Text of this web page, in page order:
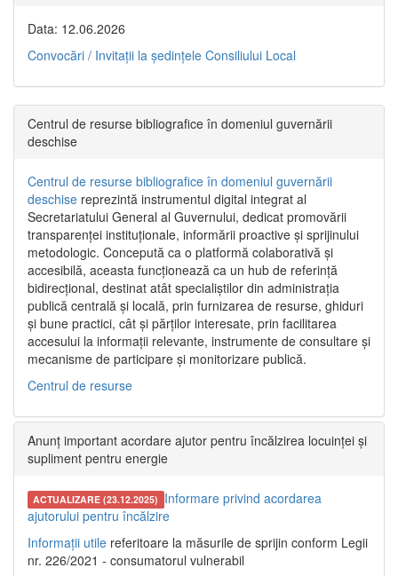
Data: 12.06.2026
Convocări / Invitaţii la şedinţele Consiliului Local
Centrul de resurse bibliografice în domeniul guvernării
deschise
Centrul de resurse bibliografice în domeniul guvernării
deschise reprezintă instrumentul digital integrat al
Secretariatului General al Guvernului, dedicat promovării
transparenței instituționale, informării proactive și sprijinului
metodologic. Concepută ca o platformă colaborativă și
accesibilă, aceasta funcționează ca un hub de referință
bidirecțional, destinat atât specialiștilor din administrația
publică centrală și locală, prin furnizarea de resurse, ghiduri
și bune practici, cât și părților interesate, prin facilitarea
accesului la informații relevante, instrumente de consultare și
mecanisme de participare și monitorizare publică.
Centrul de resurse
Anunț important acordare ajutor pentru încălzirea locuinței și
supliment pentru energie
ACTUALIZARE (23.12.2025) Informare privind acordarea
ajutorului pentru încălzire
Informații utile referitoare la măsurile de sprijin conform Legii
nr. 226/2021 - consumatorul vulnerabil